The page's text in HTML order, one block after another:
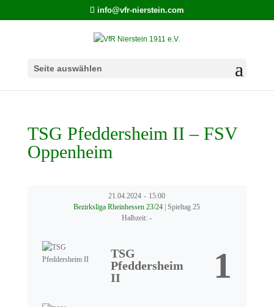
info@vfr-nierstein.com
Seite auswählen
TSG Pfeddersheim II – FSV
Oppenheim
21.04.2024 - 15:00
Bezirksliga Rheinhessen 23/24 | Spieltag 25
Halbzeit: -
TSG
Pfeddersheim
II
1